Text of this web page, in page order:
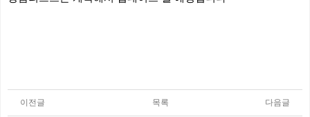
이전글 다음글
목록